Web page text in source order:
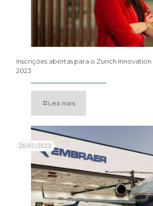
Inscrições abertas para o Zurich
2023
Leia mais
26/01/2023